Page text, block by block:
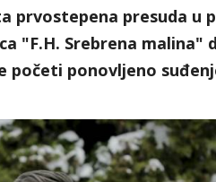
prvostepena presuda u
"F.H. Srebrena malina"
početi ponovljeno